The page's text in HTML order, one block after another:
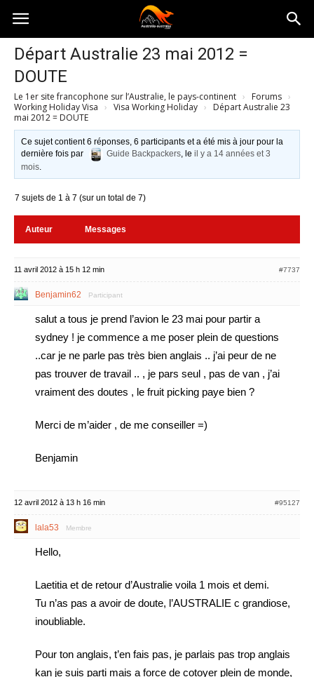
Australia-
australie.com
Départ Australie 23 mai 2012 =
DOUTE
Le 1er site francophone sur l’Australie, le pays-continent › Forums ›
Working Holiday Visa › Visa Working Holiday ›
Départ Australie 23
mai 2012 = DOUTE
Ce sujet contient 6 réponses, 6 participants et a été mis à jour pour la
dernière fois par
Guide Backpackers, leil y a 14 années et 3
mois.
7 sujets de 1 à 7 (sur un total de 7)
Auteur Messages
11 avril 2012 à 15 h 12 min #7737
Benjamin62 Participant
salut a tous je prend l’avion le 23 mai pour partir a
sydney ! je commence a me poser plein de questions
..car je ne parle pas très bien anglais .. j’ai peur de ne
pas trouver de travail .. , je pars seul , pas de van , j’ai
vraiment des doutes , le fruit picking paye bien ?
Merci de m’aider , de me conseiller =)
Benjamin
12 avril 2012 à 13 h 16 min #95127
lala53 Membre
Hello,
Laetitia et de retour d’Australie voila 1 mois et demi.
Tu n’as pas a avoir de doute, l’AUSTRALIE c grandiose,
inoubliable.
Pour ton anglais, t’en fais pas, je parlais pas trop anglais
kan je suis parti mais a force de cotoyer plein de monde,